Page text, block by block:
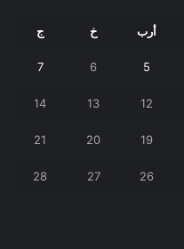
أرب خ ج
5
6
7
12
13
14
19
20
21
26
27
28